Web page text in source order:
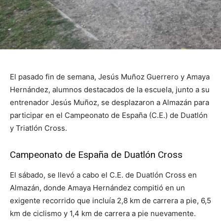
El pasado fin de semana, Jesús Muñoz Guerrero y Amaya
Hernández, alumnos destacados de la escuela, junto a su
entrenador Jesús Muñoz, se desplazaron a Almazán para
participar en el Campeonato de España (C.E.) de Duatlón
y Triatlón Cross.
Campeonato de España de Duatlón Cross
El sábado, se llevó a cabo el C.E. de Duatlón Cross en
Almazán, donde Amaya Hernández compitió en un
exigente recorrido que incluía 2,8 km de carrera a pie, 6,5
km de ciclismo y 1,4 km de carrera a pie nuevamente.